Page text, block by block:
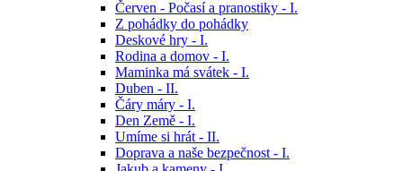
Červen - Počasí a pranostiky - I.
Z pohádky do pohádky
Deskové hry - I.
Rodina a domov - I.
Maminka má svátek - I.
Duben - II.
Čáry máry - I.
Den Země - I.
Umíme si hrát - II.
Doprava a naše bezpečnost - I.